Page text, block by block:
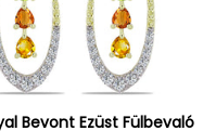
Bevont Ezüst Fülbevaló